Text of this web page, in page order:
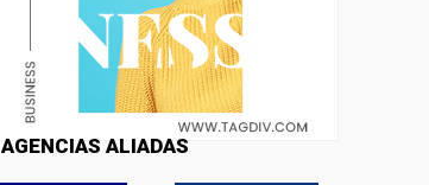
AGENCIAS ALIADAS